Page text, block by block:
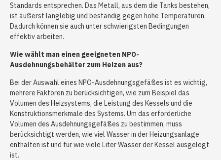
Standards entsprechen. Das Metall, aus dem die Tanks bestehen,
ist äußerst langlebig und beständig gegen hohe Temperaturen.
Dadurch können sie auch unter schwierigsten Bedingungen
effektiv arbeiten.
Wie wählt man einen geeigneten NPO-
Ausdehnungsbehälter zum Heizen aus?
Bei der Auswahl eines NPO-Ausdehnungsgefäßes ist es wichtig,
mehrere Faktoren zu berücksichtigen, wie zum Beispiel das
Volumen des Heizsystems, die Leistung des Kessels und die
Konstruktionsmerkmale des Systems. Um das erforderliche
Volumen des Ausdehnungsgefäßes zu bestimmen, muss
berücksichtigt werden, wie viel Wasser in der Heizungsanlage
enthalten ist und für wie viele Liter Wasser der Kessel ausgelegt
ist.